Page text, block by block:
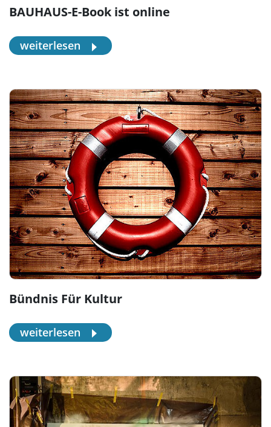
BAUHAUS-E-Book ist online
weiterlesen
Bündnis Für Kultur
weiterlesen